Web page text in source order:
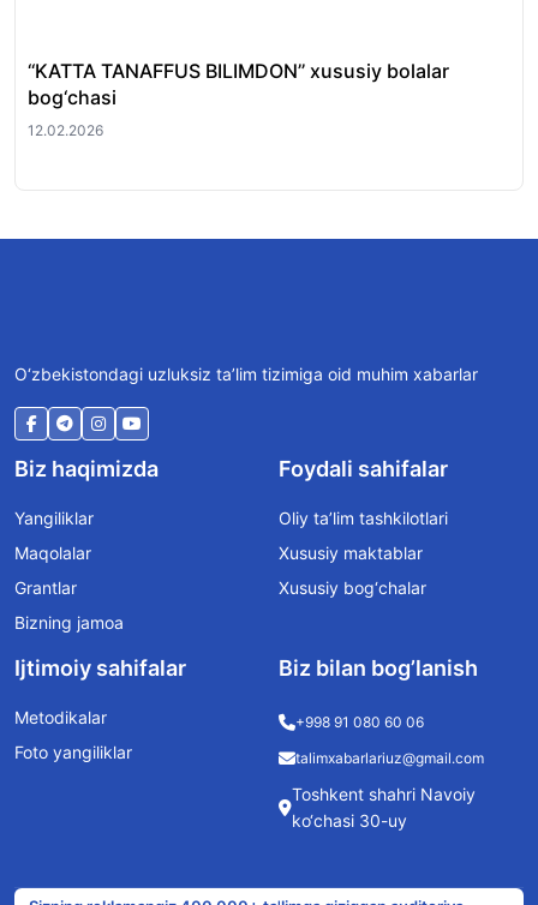
‘‘KATTA TANAFFUS BILIMDON’’ xususiy bolalar
bog‘chasi
12.02.2026
O‘zbekistondagi uzluksiz ta’lim tizimiga oid muhim xabarlar
Biz haqimizda
Yangiliklar
Maqolalar
Grantlar
Bizning jamoa
Foydali sahifalar
Oliy ta’lim tashkilotlari
Xususiy maktablar
Xususiy bog‘chalar
Ijtimoiy sahifalar
Metodikalar
Foto yangiliklar
Biz bilan bog’lanish
+998 91 080 60 06
talimxabarlariuz@gmail.com
Toshkent shahri Navoiy
ko‘chasi 30-uy